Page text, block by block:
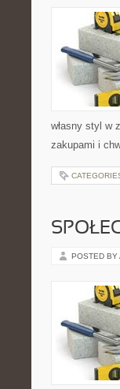
własny styl w
zakupami i
POSTED BY